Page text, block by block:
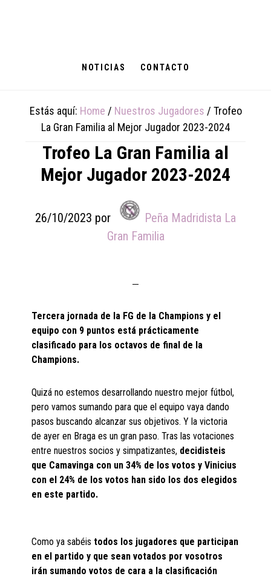
NOTICIAS CONTACTO
Estás aquí: Home / Nuestros Jugadores / Trofeo
La Gran Familia al Mejor Jugador 2023-2024
Trofeo La Gran Familia al
Mejor Jugador 2023-2024
26/10/2023 por
Peña Madridista La
Gran Familia
Tercera jornada de la FG de la Champions y el
equipo con 9 puntos está prácticamente
clasificado para los octavos de final de la
Champions.
Quizá no estemos desarrollando nuestro mejor fútbol,
pero vamos sumando para que el equipo vaya dando
pasos buscando alcanzar sus objetivos. Y la victoria
de ayer en Braga es un gran paso. Tras las votaciones
entre nuestros socios y simpatizantes, decidisteis
que Camavinga con un 34% de los votos y Vinicius
con el 24% de los votos han sido los dos elegidos
en este partido.
Como ya sabéis todos los jugadores que participan
en el partido y que sean votados por vosotros
irán sumando votos de cara a la clasificación